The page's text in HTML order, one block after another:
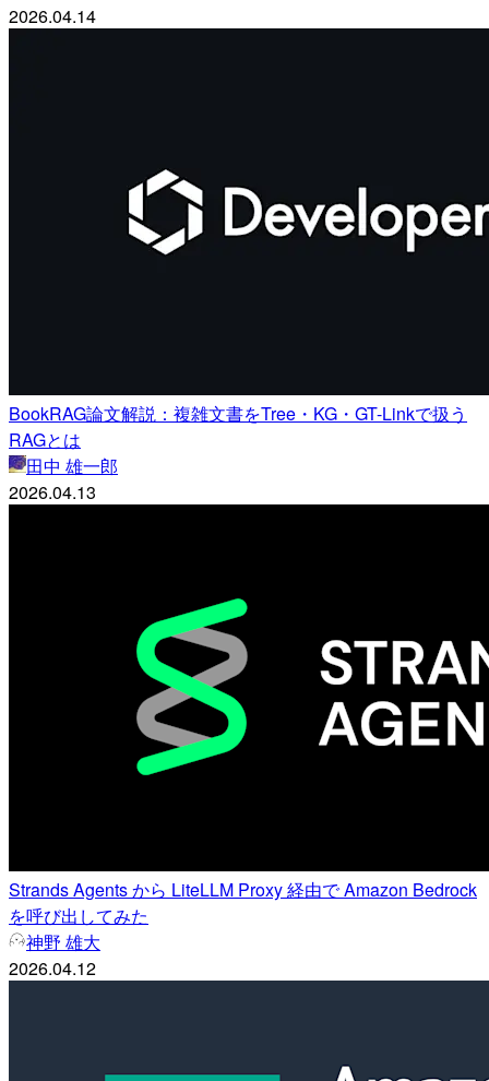
2026.04.14
BookRAG論文解説：複雑文書をTree・KG・GT-Linkで扱う
RAGとは
田中 雄一郎
2026.04.13
Strands Agents から LiteLLM Proxy 経由で Amazon Bedrock
を呼び出してみた
神野 雄大
2026.04.12